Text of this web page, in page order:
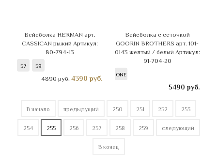
Бейсболка HERMAN арт.
CASSICAN рыжий Артикул:
80-794-13
57 59
4890 руб. 4390 руб.
Бейсболка с сеточкой
GOORIN BROTHERS арт. 101-
0143 желтый / белый Артикул:
91-704-20
ONE
5490 руб.
В начало предыдущий 250 251 252 253
254 255 256 257 258 259 следующий
В конец